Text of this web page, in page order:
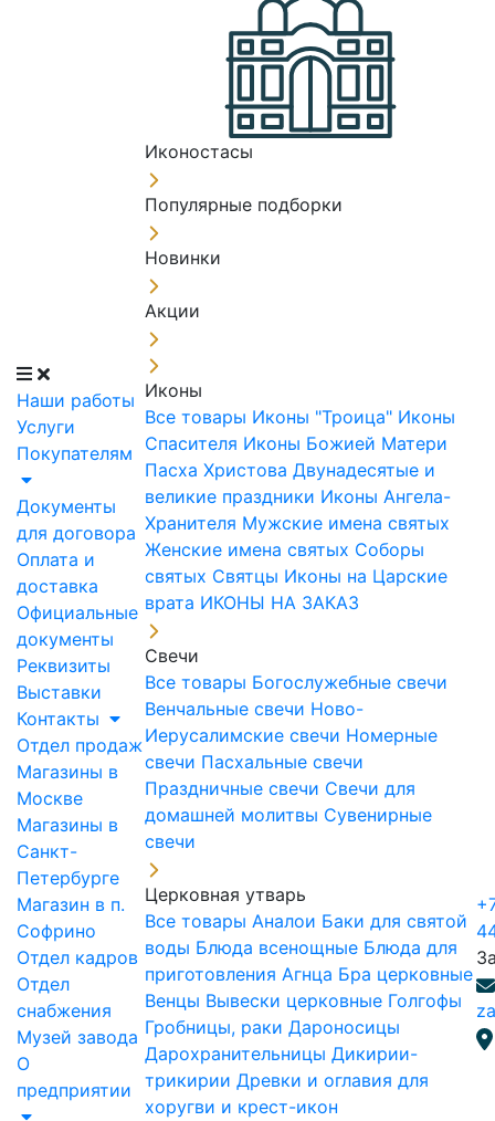
Наши работы
Услуги
Покупателям
Документы
для договора
Оплата и
доставка
Официальные
документы
Реквизиты
Выставки
Контакты
Отдел продаж
Магазины в
Москве
Магазины в
Санкт-
Петербурге
Магазин в п.
Софрино
Отдел кадров
Отдел
снабжения
Музей завода
О
предприятии
Иконостасы
Популярные подборки
Новинки
Акции
Иконы
Все товары Иконы "Троица" Иконы
Спасителя Иконы Божией Матери
Пасха Христова Двунадесятые и
великие праздники Иконы Ангела-
Хранителя Мужские имена святых
Женские имена святых Соборы
святых Святцы Иконы на Царские
врата ИКОНЫ НА ЗАКАЗ
Свечи
Все товары Богослужебные свечи
Венчальные свечи Ново-
Иерусалимские свечи Номерные
свечи Пасхальные свечи
Праздничные свечи Свечи для
домашней молитвы Сувенирные
свечи
Церковная утварь
Все товары Аналои Баки для святой
воды Блюда всенощные Блюда для
приготовления Агнца Бра церковные
Венцы Вывески церковные Голгофы
Гробницы, раки Дароносицы
Дарохранительницы Дикирии-
трикирии Древки и оглавия для
хоругви и крест-икон